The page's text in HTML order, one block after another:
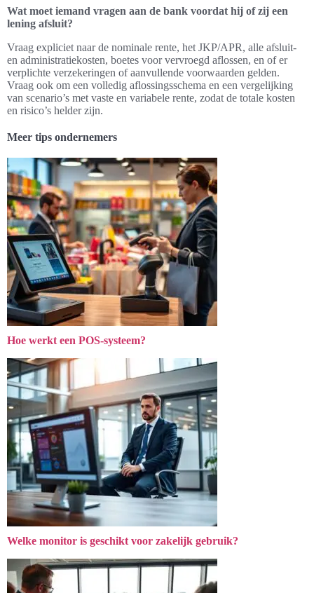
Wat moet iemand vragen aan de bank voordat hij of zij een
lening afsluit?
Vraag expliciet naar de nominale rente, het JKP/APR, alle afsluit-
en administratiekosten, boetes voor vervroegd aflossen, en of er
verplichte verzekeringen of aanvullende voorwaarden gelden.
Vraag ook om een volledig aflossingsschema en een vergelijking
van scenario’s met vaste en variabele rente, zodat de totale kosten
en risico’s helder zijn.
Meer tips ondernemers
Hoe werkt een POS-systeem?
Welke monitor is geschikt voor zakelijk gebruik?